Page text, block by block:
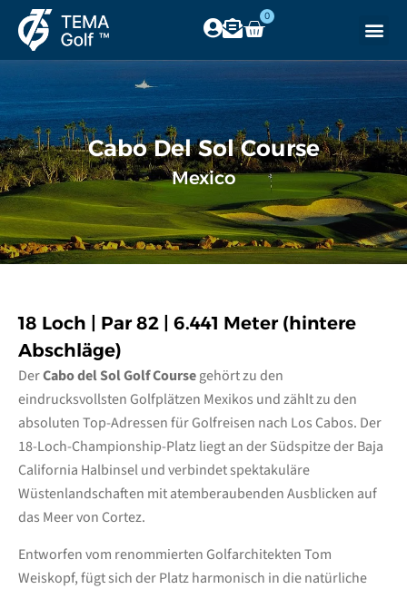
0
Cabo Del Sol Course
Mexico
18 Loch | Par 82 | 6.441 Meter (hintere
Abschläge)
DerCabo del Sol Golf Coursegehört zu den
eindrucksvollsten Golfplätzen Mexikos und zählt zu den
absoluten Top-Adressen für Golfreisen nach Los Cabos. Der
18-Loch-Championship-Platz liegt an der Südspitze der Baja
California Halbinsel und verbindet spektakuläre
Wüstenlandschaften mit atemberaubenden Ausblicken auf
das Meer von Cortez.
Entworfen vom renommierten Golfarchitekten Tom
Weiskopf, fügt sich der Platz harmonisch in die natürliche